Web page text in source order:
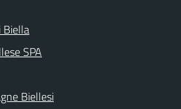
Biella
SPA
Biellesi